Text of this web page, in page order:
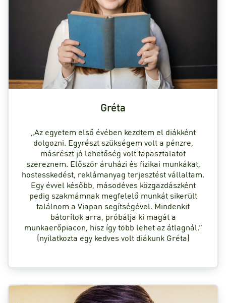
Gréta
„Az egyetem első évében kezdtem el diákként
dolgozni. Egyrészt szükségem volt a pénzre,
másrészt jó lehetőség volt tapasztalatot
szereznem. Először áruházi és fizikai munkákat,
hostesskedést, reklámanyag terjesztést vállaltam.
Egy évvel később, másodéves közgazdászként
pedig szakmámnak megfelelő munkát sikerült
találnom a Viapan segítségével. Mindenkit
bátorítok arra, próbálja ki magát a
munkaerőpiacon, hisz így több lehet az átlagnál.”
(nyilatkozta egy kedves volt diákunk Gréta)